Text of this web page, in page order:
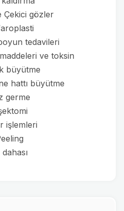
Çekici gözler
tedavileri
ve toksin
büyütme
hattı büyütme
germe
işlemleri